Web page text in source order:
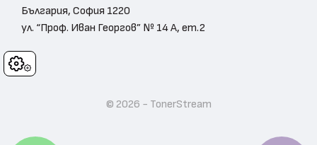
Cookies
България, София 1220
ул. “Проф. Иван Георгов” № 14 А, ет.2
© 2026 - TonerStream